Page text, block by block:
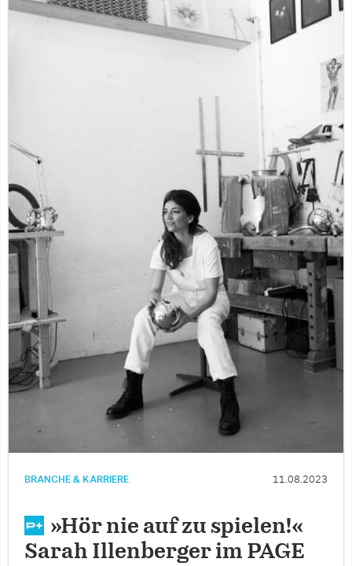
BRANCHE & KARRIERE 11.08.2023
»Hör nie auf zu spielen!«
Sarah Illenberger im PAGE